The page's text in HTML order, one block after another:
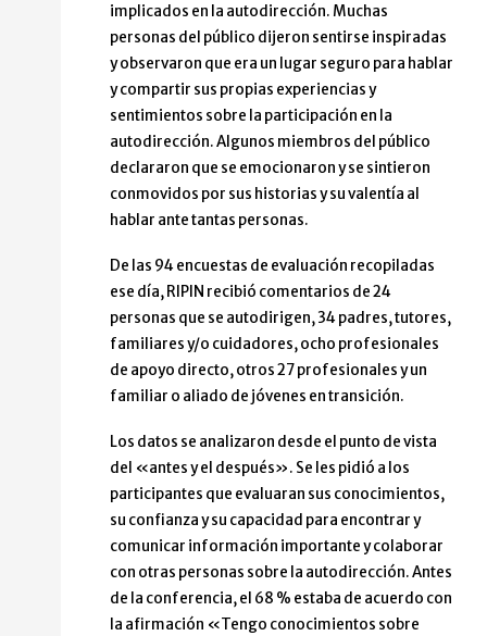
implicados en la autodirección. Muchas
personas del público dijeron sentirse inspiradas
y observaron que era un lugar seguro para hablar
y compartir sus propias experiencias y
sentimientos sobre la participación en la
autodirección. Algunos miembros del público
declararon que se emocionaron y se sintieron
conmovidos por sus historias y su valentía al
hablar ante tantas personas.
De las 94 encuestas de evaluación recopiladas
ese día, RIPIN recibió comentarios de 24
personas que se autodirigen, 34 padres, tutores,
familiares y/o cuidadores, ocho profesionales
de apoyo directo, otros 27 profesionales y un
familiar o aliado de jóvenes en transición.
Los datos se analizaron desde el punto de vista
del «antes y el después». Se les pidió a los
participantes que evaluaran sus conocimientos,
su confianza y su capacidad para encontrar y
comunicar información importante y colaborar
con otras personas sobre la autodirección. Antes
de la conferencia, el 68 % estaba de acuerdo con
la afirmación «Tengo conocimientos sobre